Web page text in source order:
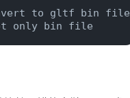
to gltf bin file
only bin file